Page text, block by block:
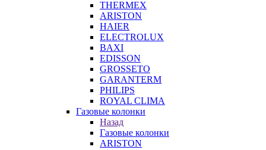
THERMEX
ARISTON
HAIER
ELECTROLUX
BAXI
EDISSON
GROSSETO
GARANTERM
PHILIPS
ROYAL CLIMA
Газовые колонки
Назад
Газовые колонки
ARISTON